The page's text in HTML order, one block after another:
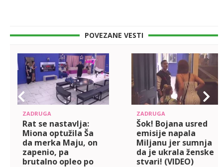
POVEZANE VESTI
ZADRUGA
Rat se nastavlja:
Miona optužila Ša
da merka Maju, on
zapenio, pa
brutalno opleo po
ZADRUGA
Šok! Bojana usred
emisije napala
Miljanu jer sumnja
da je ukrala ženske
stvari! (VIDEO)